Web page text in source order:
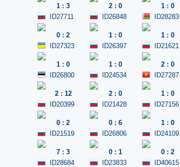
1 : 3 2 : 0 1 : 0
ID27711
0 : 2
ID26848
1 : 0
ID28283
1 : 0
ID27323
1 : 0
ID26397
1 : 0
ID21621
2 : 0
ID26800
2: 12
ID24534
2 : 0
ID27287
1 : 0
ID20399
0 : 2
ID21428
0 : 6
ID27156
1 : 0
ID21519
7 : 3
ID26806
0 : 1
ID24109
0 : 2
ID28684
ID23833 ID40615